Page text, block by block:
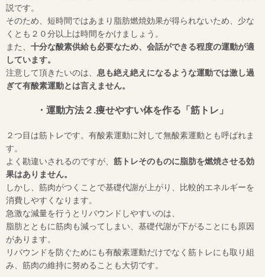
説です。
そのため、短時間ではあまり脂肪燃焼効果が得られないため、少な
くとも２０分以上は時間をかけましょう。
また、 十分な酸素供給も必要なため、会話ができる程度の運動が適
しています。
注意して頂きたいのは、 息も絶え絶えになるような運動では激し過
ぎて有酸素運動とは言えません。
・運動方法２.痩せやすい体を作る「筋トレ」
２つ目は筋トレです。有酸素運動に対して無酸素運動とも呼ばれま
す。
よく勘違いされるのですが、 筋トレそのものに脂肪を燃焼させる効
果はありません。
しかし、筋肉がつくことで基礎代謝が上がり、比較的エネルギーを
消費しやすくなります。
急激な減量を行うとリバウンドしやすいのは、
脂肪とともに筋肉も減ってしまい、基礎代謝が下がることにも原因
があります。
リバウンドを防ぐためにも有酸素運動だけでなく筋トレにも取り組
み、筋肉の維持に努めることも大切です。